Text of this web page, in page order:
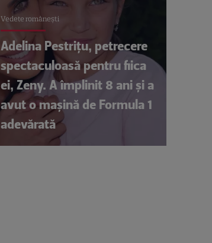
Vedete româneşti
Adelina Pestrițu, petrecere
spectaculoasă pentru fiica
ei, Zeny. A împlinit 8 ani și a
avut o mașină de Formula 1
adevărată